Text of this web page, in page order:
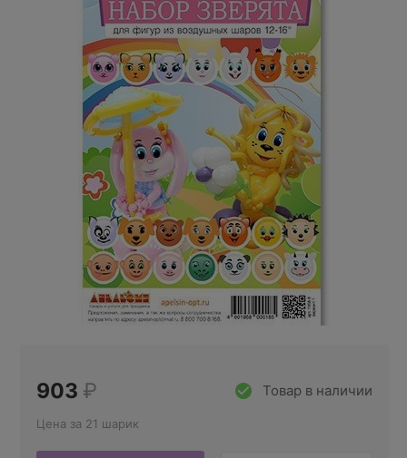
Товар в наличии
903 ₽
Цена за 21 шарик